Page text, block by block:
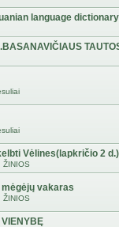
language dictionary
Vėlines(lapkričio 2 d.)
ŽINIOS
vakaras
ŽINIOS